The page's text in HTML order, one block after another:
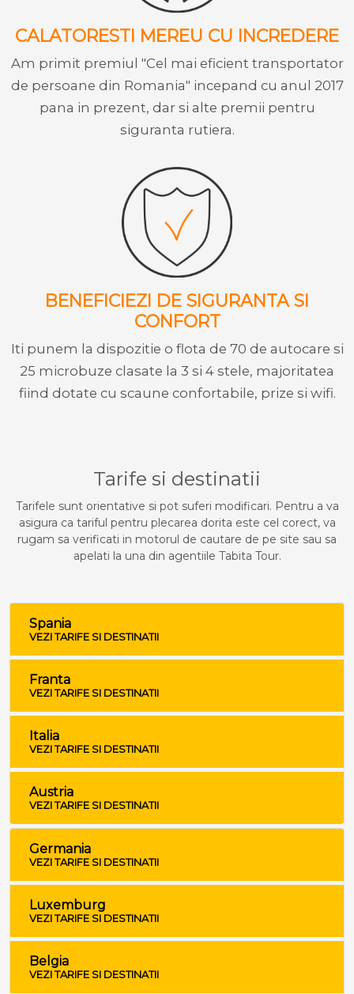
CALATORESTI MEREU CU INCREDERE
Am primit premiul "Cel mai eficient transportator
de persoane din Romania" incepand cu anul 2017
pana in prezent, dar si alte premii pentru
siguranta rutiera.
BENEFICIEZI DE SIGURANTA SI
CONFORT
Iti punem la dispozitie o flota de 70 de autocare si
25 microbuze clasate la 3 si 4 stele, majoritatea
fiind dotate cu scaune confortabile, prize si wifi.
Tarife si destinatii
Tarifele sunt orientative si pot suferi modificari. Pentru a va
asigura ca tariful pentru plecarea dorita este cel corect, va
rugam sa verificati in motorul de cautare de pe site sau sa
apelati la una din agentiile Tabita Tour.
Spania
VEZI TARIFE SI DESTINATII
Franta
VEZI TARIFE SI DESTINATII
Italia
VEZI TARIFE SI DESTINATII
Austria
VEZI TARIFE SI DESTINATII
Germania
VEZI TARIFE SI DESTINATII
Luxemburg
VEZI TARIFE SI DESTINATII
Belgia
VEZI TARIFE SI DESTINATII